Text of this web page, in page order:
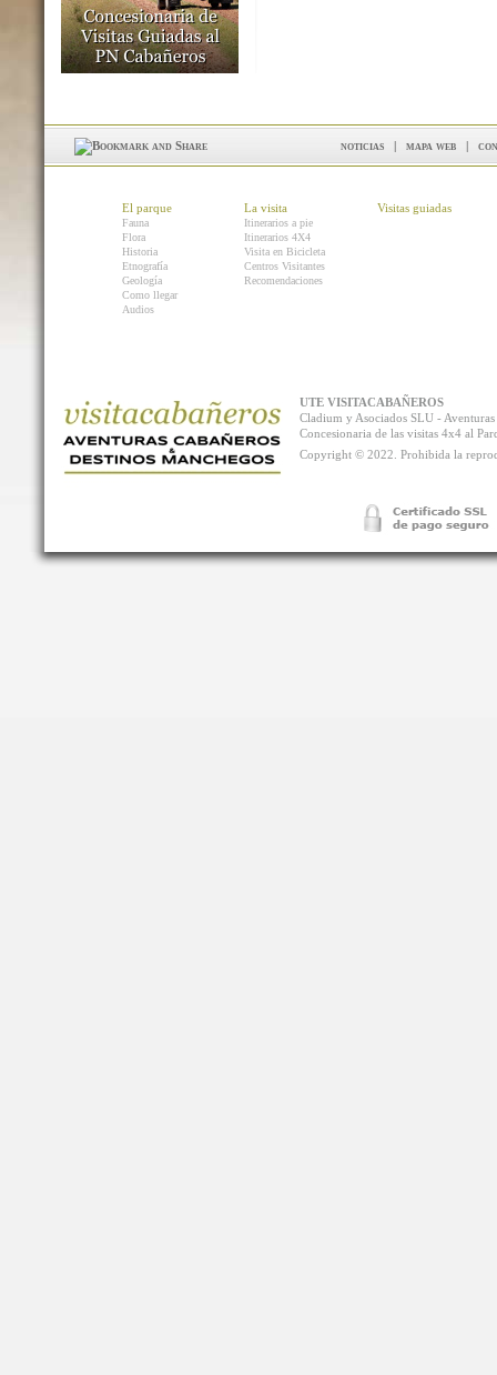
noticias | mapa web |
El parque
Fauna
Flora
Historia
Etnografía
Geología
Como llegar
Audios
La visita
Itinerarios a pie
Itinerarios 4X4
Visita en Bicicleta
Centros Visitantes
Recomendaciones
Visitas guiadas
UTE VISITACABAÑEROS
Cladium y Asociados SLU -
Concesionaria de las visitas 4x4 al
Copyright © 2022. Prohibida la